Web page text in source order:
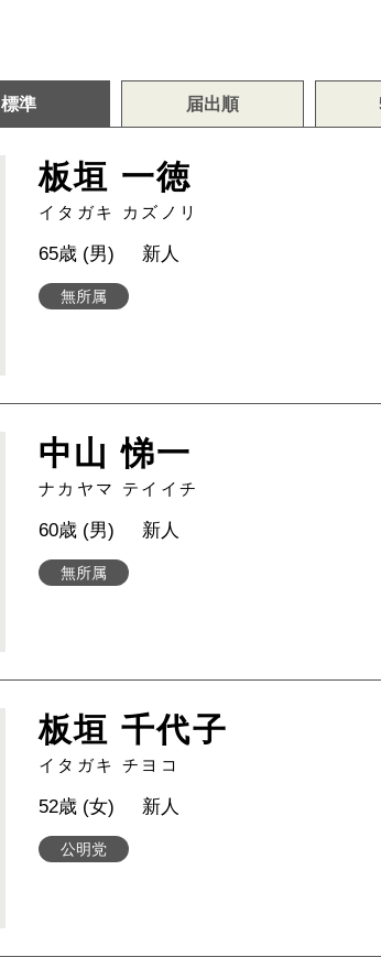
標準 届出順
板垣 一徳
イタガキ カズノリ
無所属
65歳 (男) 新人
中山 悌一
ナカヤマ テイイチ
無所属
60歳 (男) 新人
板垣 千代子
イタガキ チヨコ
公明党
52歳 (女) 新人